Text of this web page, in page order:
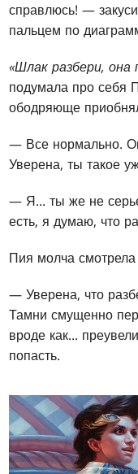
справлюсь! —
пальцем по
«Шлак разбери, она
подумала про себя
ободряюще
— Все нормально.
Уверена, ты такое
— Я... ты же не
есть, я думаю, что
Пия молча
— Уверена, что
Тамни смущенно
вроде как...
попасть.